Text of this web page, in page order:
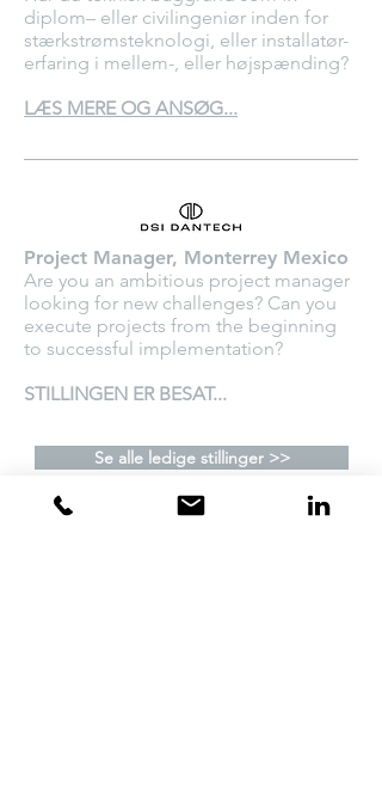
diplom– eller civilingeniør inden for
stærkstrømsteknologi, eller installatør-
erfaring i mellem-, eller højspænding?
LÆS MERE OG ANSØG...
Project Manager, Monterrey Mexico
Are you an ambitious project manager
looking for new challenges? Can you
execute projects from the beginning
to successful implementation?
STILLINGEN ER BESAT...
Se alle ledige stillinger >>